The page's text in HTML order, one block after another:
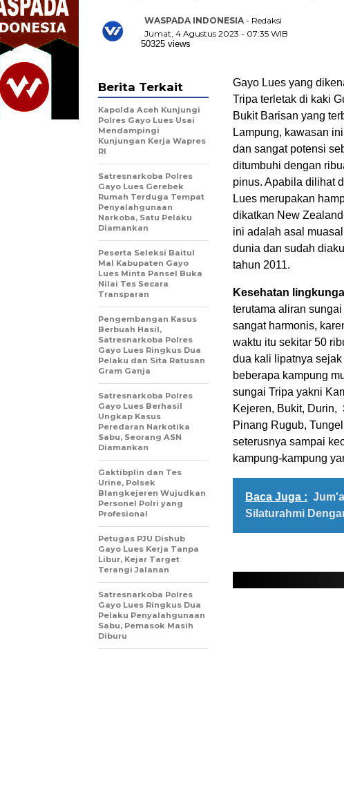
WASPADA INDONESIA - Redaksi
Jumat, 4 Agustus 2023 - 07:35 WIB
50325 views
Gayo Lues yang
Tripa terletak di kaki
Bukit Barisan yang
Lampung, kawasan
dan sangat potensi
ditumbuhi dengan
pinus. Apabila dilihat
Lues merupakan
dikatkan New
ini adalah asal
dunia dan sudah
tahun 2011.
Kesehatan
terutama aliran
sangat harmonis,
waktu itu sekitar 50
dua kali lipatnya
beberapa kampung
sungai Tripa yakni
Kejeren, Bukit, Durin,
Pinang Rugub,
seterusnya sampai
kampung-kampung
Baca Juga :
Silaturahmi
Berita Terkait
Kapolda Aceh Kunjungi
Polres Gayo Lues Usai
Mendampingi
Kunjungan Kerja Wapres
RI
Satresnarkoba Polres
Gayo Lues Gerebek
Rumah Terduga Tempat
Penyalahgunaan
Narkoba, Satu Pelaku
Diamankan
Peserta Seleksi Baitul
Mal Kabupaten Gayo
Lues Minta Pansel Buka
Nilai Tes Secara
Transparan
Pengembangan Kasus
Berbuah Hasil,
Satresnarkoba Polres
Gayo Lues Ringkus Dua
Pelaku dan Sita Ratusan
Gram Ganja
Satresnarkoba Polres
Gayo Lues Berhasil
Ungkap Kasus
Peredaran Narkotika
Sabu, Seorang ASN
Diamankan
Gaktibplin dan Tes
Urine, Polsek
Blangkejeren Wujudkan
Personel Polri yang
Profesional
Petugas PJU Dishub
Gayo Lues Kerja Tanpa
Libur, Kejar Target
Terangi Jalanan
Satresnarkoba Polres
Gayo Lues Ringkus Dua
Pelaku Penyalahgunaan
Sabu, Pemasok Masih
Diburu